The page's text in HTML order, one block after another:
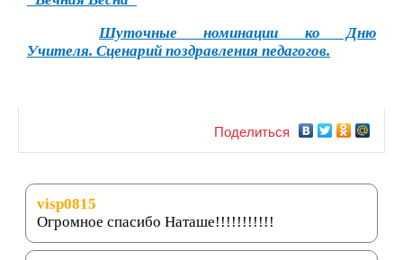
Шуточные номинации ко Дню
Учителя. Сценарий поздравления педагогов.
Поделиться
visp0815
Огромное спасибо Наташе!!!!!!!!!!!